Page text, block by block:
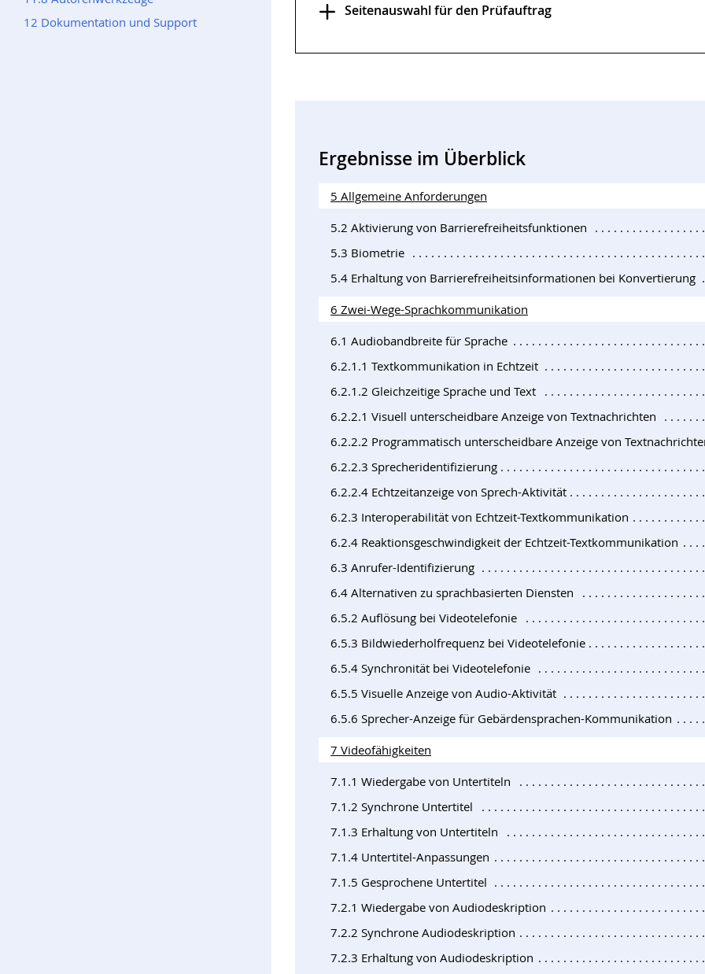
12 Dokumentation und Support
Seitenauswahl für den Prüfauftrag
Ergebnisse im Überblick
5 Allgemeine Anforderungen
5.2 Aktivierung von Barrierefreiheitsfunktionen
5.3 Biometrie
5.4 Erhaltung von Barrierefreiheitsinformationen bei Konvertierung
6 Zwei-Wege-Sprachkommunikation
6.1 Audiobandbreite für Sprache
6.2.1.1 Textkommunikation in Echtzeit
6.2.1.2 Gleichzeitige Sprache und Text
6.2.2.1 Visuell unterscheidbare Anzeige von Textnachrichten
6.2.2.2 Programmatisch unterscheidbare Anzeige von
6.2.2.3 Sprecheridentifizierung
6.2.2.4 Echtzeitanzeige von Sprech-Aktivität
6.2.3 Interoperabilität von Echtzeit-Textkommunikation
6.2.4 Reaktionsgeschwindigkeit der Echtzeit-Textkommunikation
6.3 Anrufer-Identifizierung
6.4 Alternativen zu sprachbasierten Diensten
6.5.2 Auflösung bei Videotelefonie
6.5.3 Bildwiederholfrequenz bei Videotelefonie
6.5.4 Synchronität bei Videotelefonie
6.5.5 Visuelle Anzeige von Audio-Aktivität
6.5.6 Sprecher-Anzeige für Gebärdensprachen-Kommunikation
7 Videofähigkeiten
7.1.1 Wiedergabe von Untertiteln
7.1.2 Synchrone Untertitel
7.1.3 Erhaltung von Untertiteln
7.1.4 Untertitel-Anpassungen
7.1.5 Gesprochene Untertitel
7.2.1 Wiedergabe von Audiodeskription
7.2.2 Synchrone Audiodeskription
7.2.3 Erhaltung von Audiodeskription